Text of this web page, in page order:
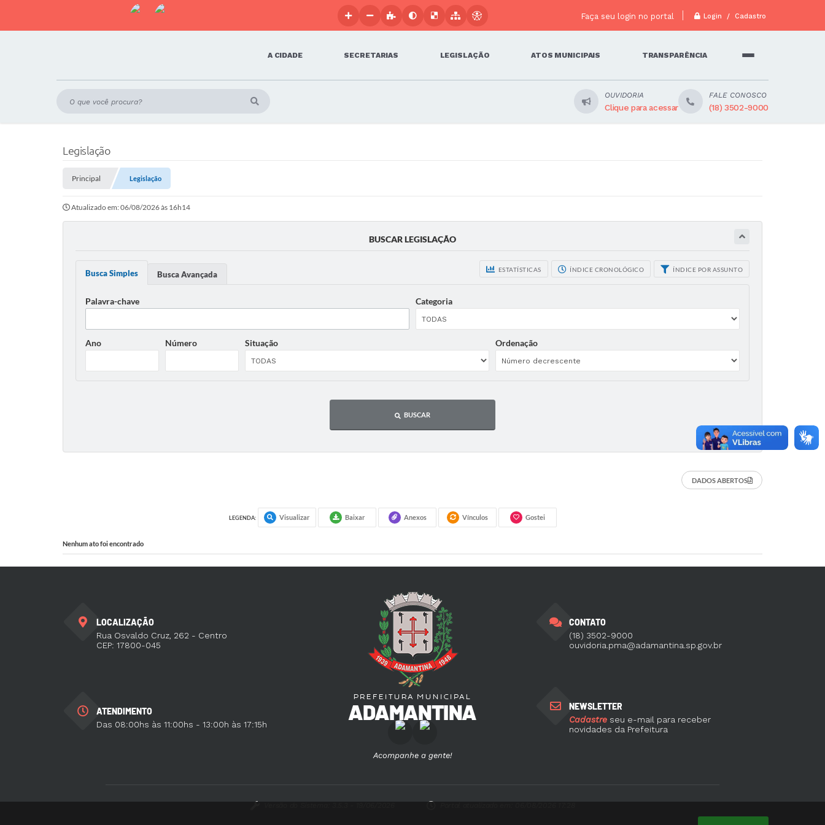
Faça seu login no portal Login / Cadastro
A CIDADE SECRETARIAS LEGISLAÇÃO ATOS MUNICIPAIS TRANSPARÊNCIA
OUVIDORIA
Clique para acessar
FALE CONOSCO
(18) 3502-9000
Legislação
Principal Legislação
Atualizado em: 06/08/2026 às 16h14
BUSCAR LEGISLAÇÃO
ESTATÍSTICAS ÍNDICE CRONOLÓGICO ÍNDICE POR ASSUNTO
Busca Simples Busca Avançada
Palavra-chave Categoria
Ano Número Situação Ordenação
BUSCAR
DADOS ABERTOS
LEGENDA: Visualizar Baixar Anexos Vínculos Gostei
Nenhum ato foi encontrado
Acompanhe a gente!
LOCALIZAÇÃO
Rua Osvaldo Cruz, 262 - Centro
CEP: 17800-045
CONTATO
(18) 3502-9000
ouvidoria.pma@adamantina.sp.gov.br
ATENDIMENTO
Das 08:00hs às 11:00hs - 13:00h às 17:15h
NEWSLETTER
Cadastreseu e-mail para receber
novidades da Prefeitura